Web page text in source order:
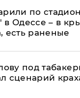
по
Одессе – в
есть раненые
под
сценарий